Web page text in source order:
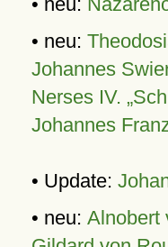
• neu:
Johannes
Nerses IV.
Johannes
• Update:
• neu: Alnobert